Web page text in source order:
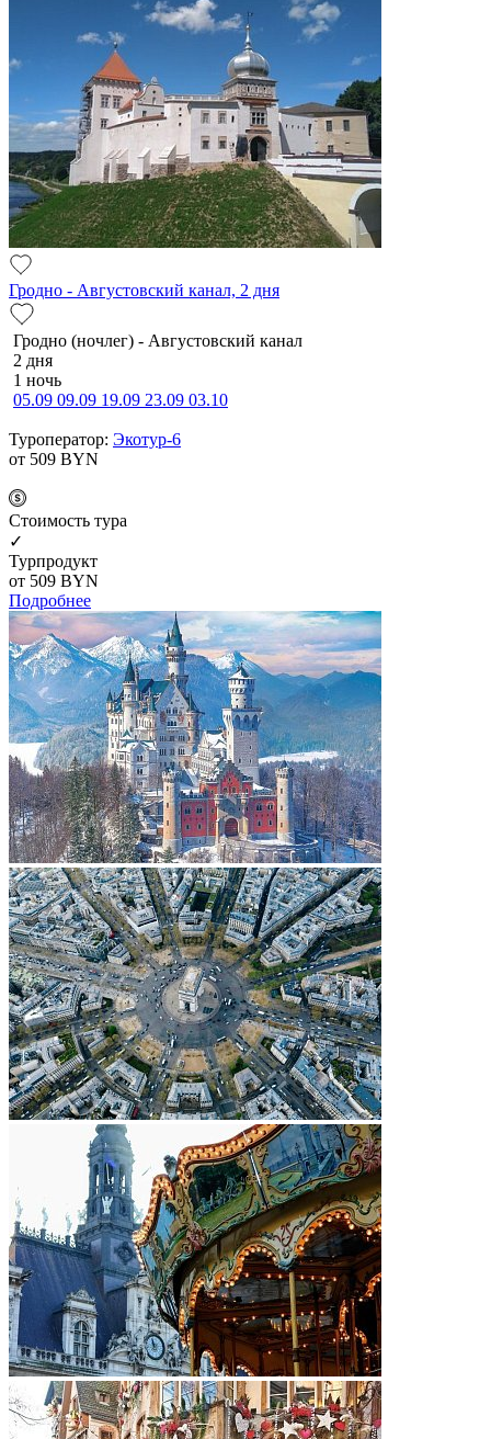
Гродно - Августовский канал, 2 дня
Гродно (ночлег) - Августовский канал
2 дня
1 ночь
05.09 09.09 19.09 23.09 03.10
Туроператор: Экотур-6
от 509 BYN
Cтоимость тура
✓
Турпродукт
от 509 BYN
Подробнее